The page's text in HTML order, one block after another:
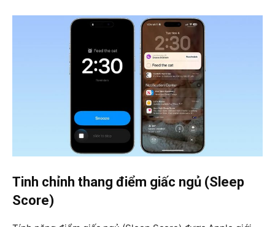
Tinh chỉnh thang điểm giấc ngủ (Sleep
Score)